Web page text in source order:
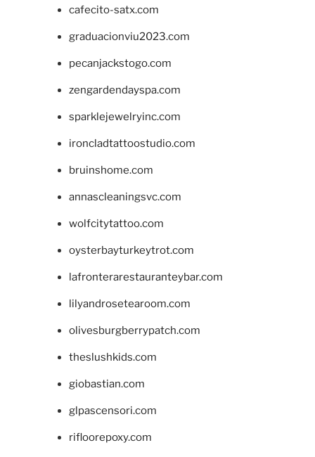
cafecito-satx.com
graduacionviu2023.com
pecanjackstogo.com
zengardendayspa.com
sparklejewelryinc.com
ironcladtattoostudio.com
bruinshome.com
annascleaningsvc.com
wolfcitytattoo.com
oysterbayturkeytrot.com
lafronterarestauranteybar.com
lilyandrosetearoom.com
olivesburgberrypatch.com
theslushkids.com
giobastian.com
glpascensori.com
rifloorepoxy.com